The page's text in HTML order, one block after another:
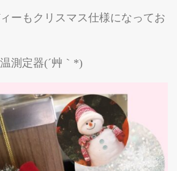
ーもクリスマス仕様になってお
測定器(´艸｀*)